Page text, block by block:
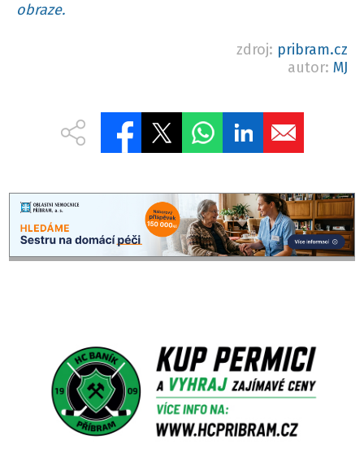
obraze.
zdroj: pribram.cz
autor: MJ